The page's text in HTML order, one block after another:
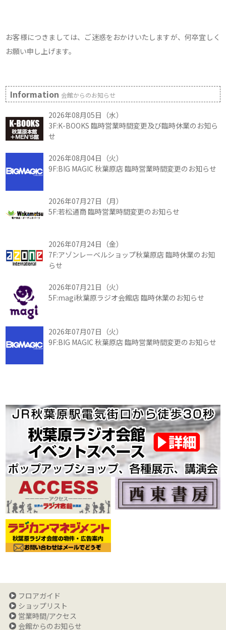
お客様につきましては、ご迷惑をおかけいたしますが、何卒宜しく
お願い申し上げます。
Information会館からのお知らせ
2026年08月05日（水）
3F:K-BOOKS 臨時営業時間変更及び臨時休業のお知ら
せ
2026年08月04日（火）
9F:BIG MAGIC 秋葉原店 臨時営業時間変更のお知らせ
2026年07月27日（月）
5F:若松通商 臨時営業時間変更のお知らせ
2026年07月24日（金）
7F:アゾンレーベルショップ秋葉原店 臨時休業のお知
らせ
2026年07月21日（火）
5F:magi秋葉原ラジオ会館店 臨時休業のお知らせ
2026年07月07日（火）
9F:BIG MAGIC 秋葉原店 臨時営業時間変更のお知らせ
フロアガイド
ショップリスト
営業時間/アクセス
会館からのお知らせ